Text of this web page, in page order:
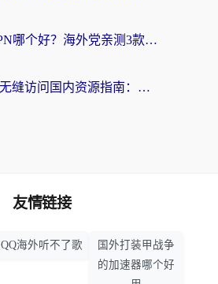
穿梭和腾讯VPN哪个好？海外党亲测3款热门回国加速器，附避坑指南
海外党必看！无缝访问国内资源指南：从vpn官网下载到加速器选择（附番茄实测）
友情链接
QQ海外听不了歌
国外打装甲战争
的加速器哪个好